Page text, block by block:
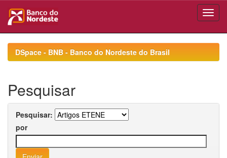
navigationDSpace - BNB - Banco do Nordeste do Brasil
Pesquisar
Pesquisar:
por